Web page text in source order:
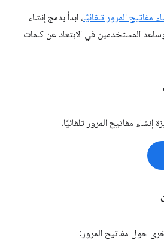
المرور تلقائيًا، ابدأ بدمج إنشاء
وساعد المستخدمين في الابتعاد عن كلمات
مفاتيح المرور تلقائيًا.
حول مفاتيح المرور: